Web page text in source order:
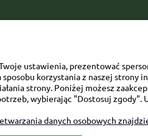
ustawienia, prezentować
korzystania z naszej strony
strony. Poniżej możesz
wybierając "Dostosuj
danych osobowych